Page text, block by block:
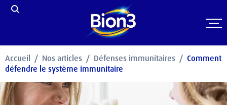
Accueil Nos articles Défenses immunitaires
Comment
défendre le système immunitaire